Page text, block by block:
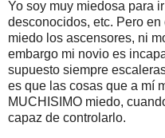
Yo soy muy miedosa para
desconocidos, etc. Pero
miedo los ascensores, ni
embargo mi novio es
supuesto siempre
es que las cosas que a mí
MUCHISIMO miedo,
capaz de controlarlo.